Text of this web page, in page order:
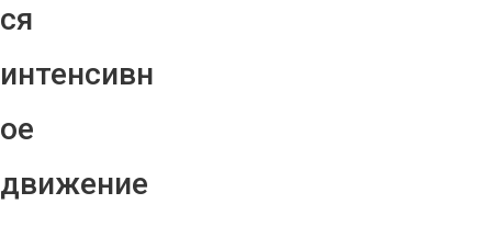
ся
интенсивн
ое
движение